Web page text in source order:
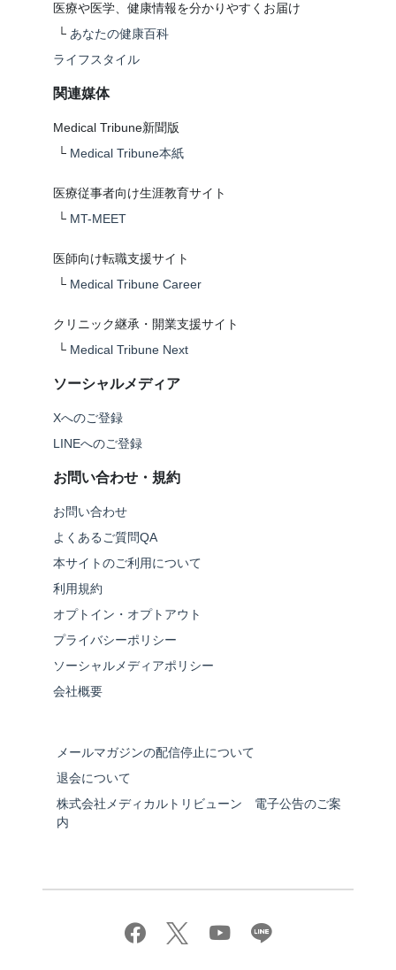
医療や医学、健康情報を分かりやすくお届け
└ あなたの健康百科
ライフスタイル
関連媒体
Medical Tribune新聞版
└ Medical Tribune本紙
医療従事者向け生涯教育サイト
└ MT-MEET
医師向け転職支援サイト
└ Medical Tribune Career
クリニック継承・開業支援サイト
└ Medical Tribune Next
ソーシャルメディア
Xへのご登録
LINEへのご登録
お問い合わせ・規約
お問い合わせ
よくあるご質問QA
本サイトのご利用について
利用規約
オプトイン・オプトアウト
プライバシーポリシー
ソーシャルメディアポリシー
会社概要
メールマガジンの配信停止について
退会について
株式会社メディカルトリビューン 電子公告のご案
内